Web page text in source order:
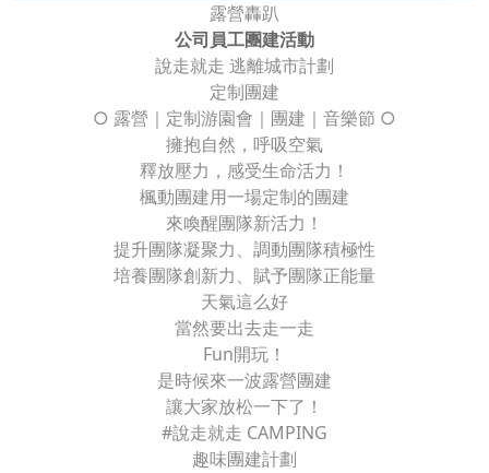
露營轟趴
公司員工團建活動
說走就走 逃離城市計劃
定制團建
○ 露營｜定制游園會｜團建｜音樂節 ○
擁抱自然，呼吸空氣
釋放壓力，感受生命活力！
楓動團建用一場定制的團建
來喚醒團隊新活力！
提升團隊凝聚力、調動團隊積極性
培養團隊創新力、賦予團隊正能量
天氣這么好
當然要出去走一走
Fun開玩！
是時候來一波露營團建
讓大家放松一下了！
#說走就走 CAMPING
趣味團建計劃